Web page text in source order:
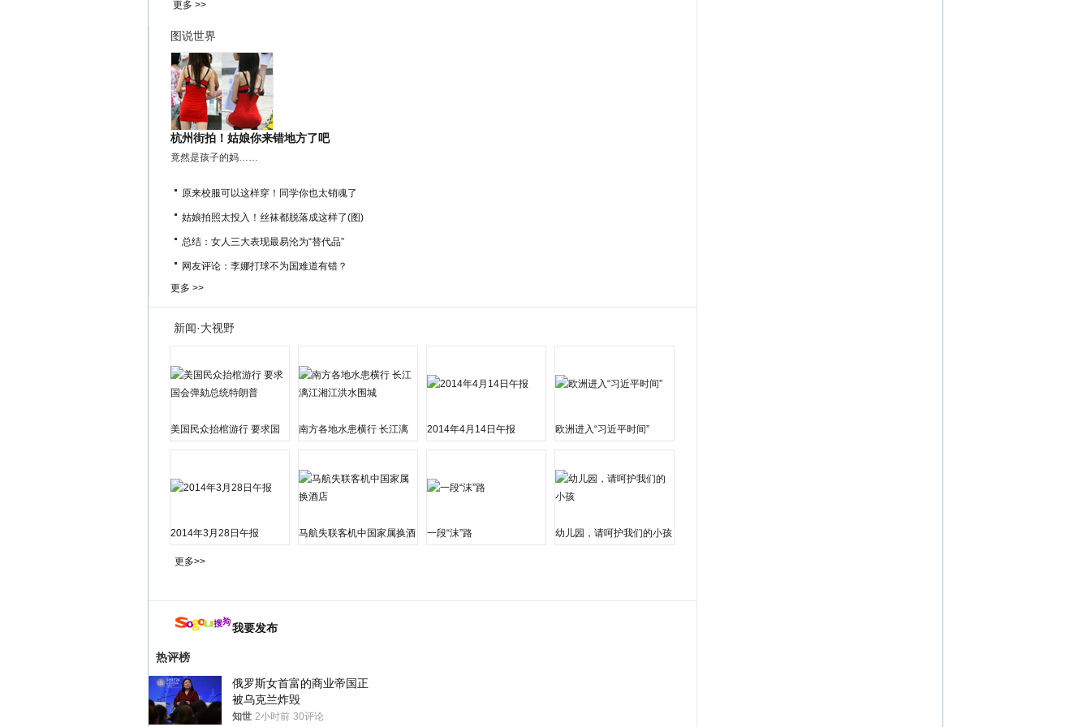
更多 >>
图说世界
杭州街拍！姑娘你来错地方了吧
竟然是孩子的妈……
原来校服可以这样穿！同学你也太销魂了
姑娘拍照太投入！丝袜都脱落成这样了(图)
总结：女人三大表现最易沦为“替代品”
网友评论：李娜打球不为国难道有错？
更多 >>
新闻·大视野
美国民众抬棺游行 要求国
南方各地水患横行 长江漓
2014年4月14日午报 欧洲进入“习近平时间”
2014年3月28日午报
马航失联客机中国家属换酒
一段“沫”路 幼儿园，请呵护我们的小孩
更多>>
我要发布
热评榜
俄罗斯女首富的商业帝国正
被乌克兰炸毁
知世 2小时前 30评论